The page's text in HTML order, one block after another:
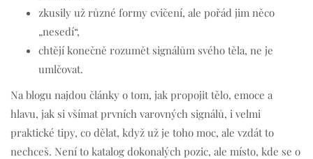
zkusily už různé formy cvičení, ale pořád jim něco
„nesedí“,
chtějí konečně rozumět signálům svého těla, ne je
umlčovat.
Na blogu najdou články o tom, jak propojit tělo, emoce a
hlavu, jak si všímat prvních varovných signálů, i velmi
praktické tipy, co dělat, když už je toho moc, ale vzdát to
nechceš. Není to katalog dokonalých pozic, ale místo, kde se o